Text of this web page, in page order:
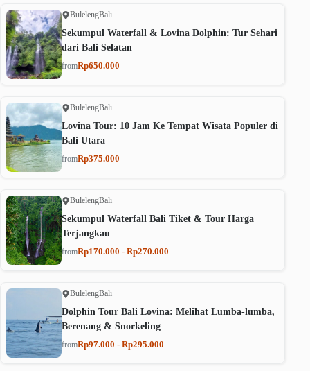
BulelengBali
Sekumpul Waterfall & Lovina Dolphin: Tur Sehari
dari Bali Selatan
fromRp650.000
BulelengBali
Lovina Tour: 10 Jam Ke Tempat Wisata Populer di
Bali Utara
fromRp375.000
BulelengBali
Sekumpul Waterfall Bali Tiket & Tour Harga
Terjangkau
fromRp170.000 - Rp270.000
BulelengBali
Dolphin Tour Bali Lovina: Melihat Lumba-lumba,
Berenang & Snorkeling
fromRp97.000 - Rp295.000